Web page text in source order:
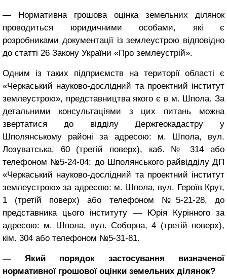
— Нормативна грошова оцінка земельних ділянок
проводиться юридичними особами, які є
розробниками документації із землеустрою відповідно
до статті 26 Закону України «Про землеустрій».
Одним із таких підприємств на території області є
«Черкаський науково-дослідний та проектний інститут
землеустрою», представництва якого є в м. Шпола. За
детальними консультаціями з цих питань можна
звертатися до відділу Держгеокадастру у
Шполянському районі за адресою: м. Шпола, вул.
Лозуватська, 60 (третій поверх), каб. № 314 або
телефоном №5-24-04; до Шполянського райвідділу ДП
«Черкаський науково-дослідний та проектний інститут
землеустрою» за адресою: м. Шпола, вул. Героїв Крут,
1 (третій поверх) або телефоном №5-21-28, до
представника цього інституту — Юрія Курінного за
адресою: м. Шпола, вул. Соборна, 4 (третій поверх),
кім. 304 або телефоном №5-31-81.
— Який порядок застосування визначеної
нормативної грошової оцінки земельних ділянок?